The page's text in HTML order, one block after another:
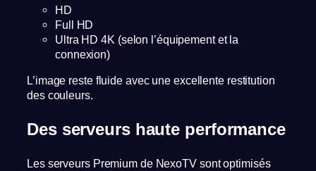
HD
Full HD
Ultra HD 4K (selon l’équipement et la
connexion)
L’image reste fluide avec une excellente restitution
des couleurs.
Des serveurs haute performance
Les serveurs Premium de NexoTV sont optimisés